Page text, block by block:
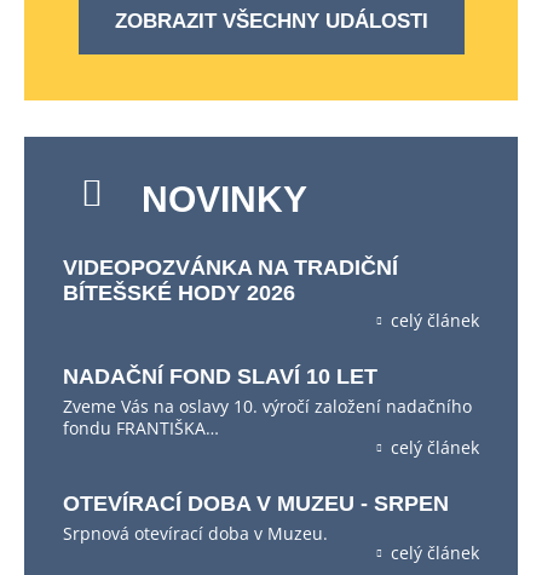
ZOBRAZIT VŠECHNY UDÁLOSTI
NOVINKY
VIDEOPOZVÁNKA NA TRADIČNÍ
BÍTEŠSKÉ HODY 2026
celý článek
NADAČNÍ FOND SLAVÍ 10 LET
Zveme Vás na oslavy 10. výročí založení nadačního
fondu FRANTIŠKA…
celý článek
OTEVÍRACÍ DOBA V MUZEU - SRPEN
Srpnová otevírací doba v Muzeu.
celý článek